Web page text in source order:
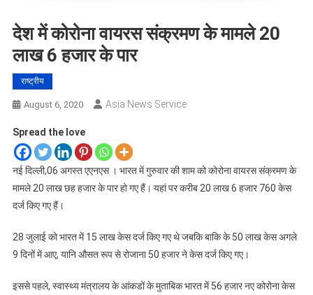
देश में कोरोना वायरस संक्रमण के मामले 20
लाख 6 हजार के पार
राष्ट्रीय
August 6, 2020 Asia News Service
Spread the love
नई दिल्ली,06 अगस्त एएनएस । भारत में गुरुवार की शाम को कोरोना वायरस संक्रमण के
मामले 20 लाख छह हजार के पार हो गए हैं। यहां पर करीब 20 लाख 6 हजार 760 केस
दर्ज किए गए हैं।
28 जुलाई को भारत में 15 लाख केस दर्ज किए गए थे जबकि बाकि के 50 लाख केस अगले
9 दिनों में आए, यानि औसत रूप से रोजाना 50 हजार ने केस दर्ज किए गए।
इससे पहले, स्वास्थ्य मंत्रालय के आंकडों के मुताबिक भारत में 56 हजार नए कोरोना केस